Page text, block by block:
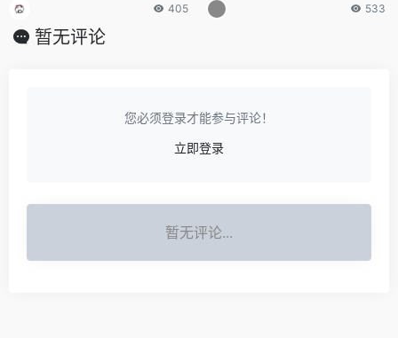
405 533
暂无评论
您必须登录才能参与评论！
立即登录
暂无评论...